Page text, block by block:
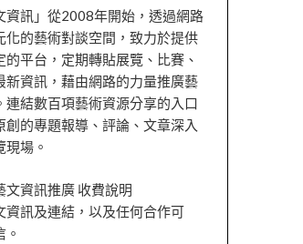
資訊」從2008年開始，透過網路
化的藝術對談空間，致力於提供
的平台，定期轉貼展覽、比賽、
新資訊，藉由網路的力量推廣藝
連結數百項藝術資源分享的入口
創的專題報導、評論、文章深入
場。
文資訊推廣 收費說明
資訊及連結，以及任何合作可